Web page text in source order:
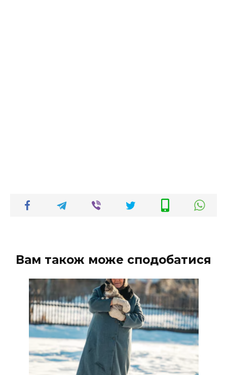
Вам також може сподобатися